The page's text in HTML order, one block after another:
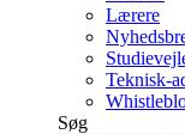
Lærere
Teknisk-
Søg